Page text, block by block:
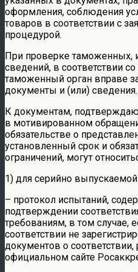
оформления, соблюдения
товаров в соответствии с
процедурой.
При проверке таможенных,
сведений, в соответствии
таможенный орган вправе
документы и (или) сведения.
К документам,
в мотивированном
обязательстве о
установленный срок и
ограничений, могут
1) для серийно
– протокол испытаний,
подтверждении
требованиям, в том случае,
соответствии не
документов о
официальном сайте